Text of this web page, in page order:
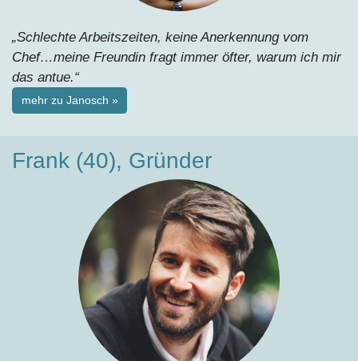
„Schlechte Arbeitszeiten, keine Anerkennung vom
Chef…meine Freundin fragt immer öfter, warum ich mir
das antue.“
mehr zu Janosch »
Frank (40), Gründer